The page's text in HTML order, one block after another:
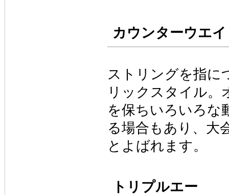
カウンターウエ
ストリングを指に
リックスタイル。
を保ちいろいろな
る場合もあり、大
とよばれます。
トリプルエー